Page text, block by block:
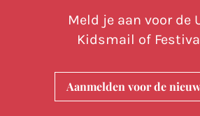
Meld je aan voor de
Kidsmail of
Aanmelden voor de